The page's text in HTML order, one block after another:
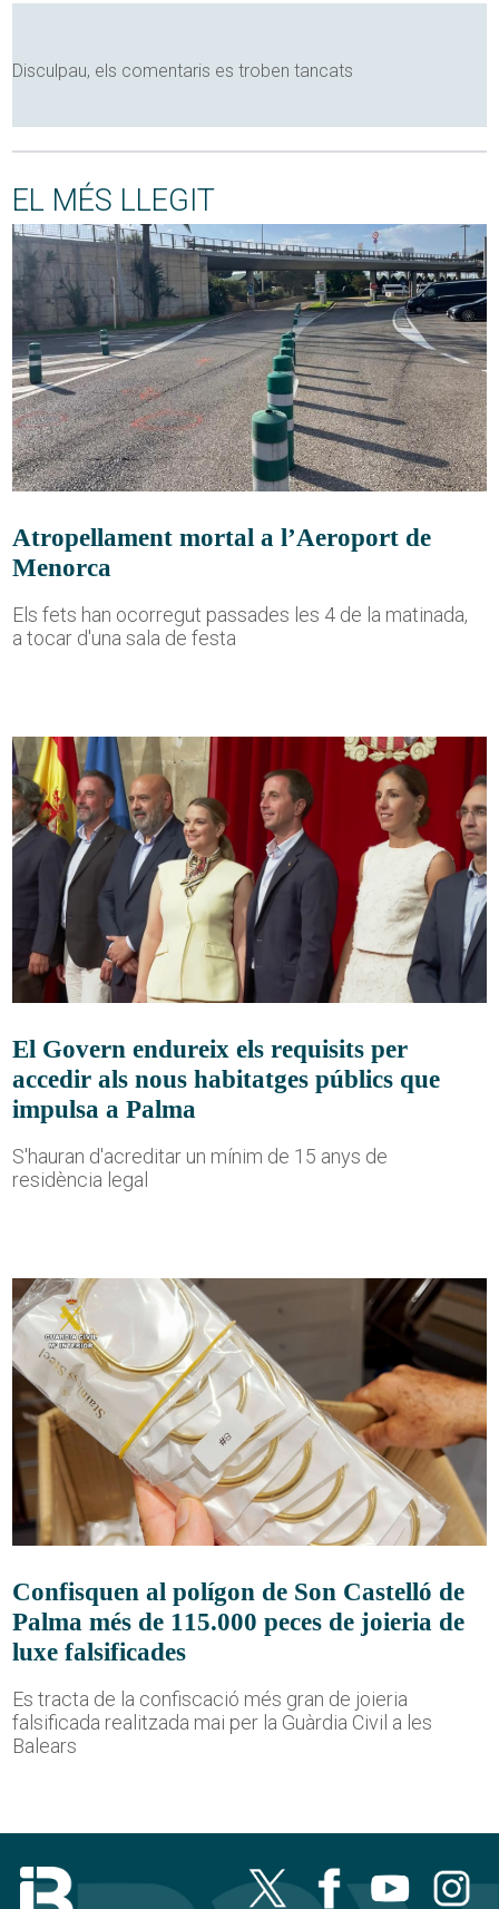
Disculpau, els comentaris es troben tancats
EL MÉS LLEGIT
Atropellament mortal a l’Aeroport de
Menorca
Els fets han ocorregut passades les 4 de la matinada,
a tocar d'una sala de festa
El Govern endureix els requisits per
accedir als nous habitatges públics que
impulsa a Palma
S'hauran d'acreditar un mínim de 15 anys de
residència legal
Confisquen al polígon de Son Castelló de
Palma més de 115.000 peces de joieria de
luxe falsificades
Es tracta de la confiscació més gran de joieria
falsificada realitzada mai per la Guàrdia Civil a les
Balears